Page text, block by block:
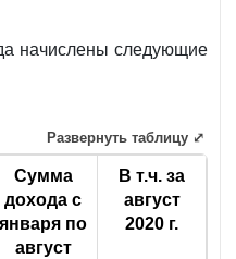
начислены следующие
Сумма
дохода с
января по
август
В т.ч. за
август
2020 г.
Развернуть таблицу ⤢